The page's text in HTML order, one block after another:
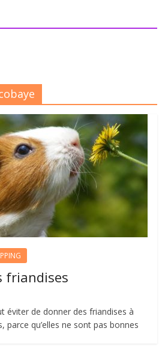
friandises
éviter de donner des friandises à
parce qu’elles ne sont pas bonnes